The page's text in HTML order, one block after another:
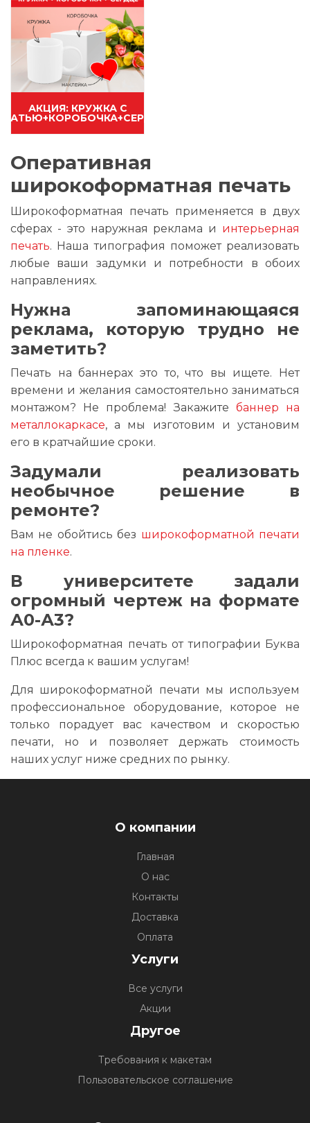
АКЦИЯ: КРУЖКА С
Оперативная
широкоформатная печать
Широкоформатная печать применяется в двух
сферах - это наружная реклама и интерьерная
печать. Наша типография поможет реализовать
любые ваши задумки и потребности в обоих
направлениях.
Нужна запоминающаяся
реклама, которую трудно не
заметить?
Печать на баннерах это то, что вы ищете. Нет
времени и желания самостоятельно заниматься
монтажом? Не проблема! Закажите баннер на
металлокаркасе, а мы изготовим и установим
его в кратчайшие сроки.
Задумали реализовать
необычное решение в
ремонте?
Вам не обойтись без широкоформатной печати
на пленке.
В университете задали
огромный чертеж на формате
А0-А3?
Широкоформатная печать от типографии Буква
Плюс всегда к вашим услугам!
Для широкоформатной печати мы используем
профессиональное оборудование, которое не
только порадует вас качеством и скоростью
печати, но и позволяет держать стоимость
наших услуг ниже средних по рынку.
О компании
Главная
О нас
Контакты
Доставка
Оплата
Услуги
Все услуги
Акции
Другое
Требования к макетам
Пользовательское соглашение